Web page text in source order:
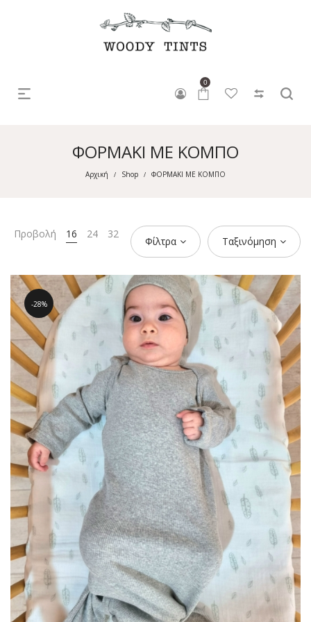
0
ΦΟΡΜΑΚΙ ΜΕ ΚΟΜΠΟ
Αρχική / Shop / ΦΟΡΜΑΚΙ ΜΕ ΚΟΜΠΟ
Προβολή 16 24 32
Φίλτρα Ταξινόμηση
28%